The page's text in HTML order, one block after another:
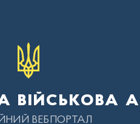
військова
ВЕБПОРТАЛ